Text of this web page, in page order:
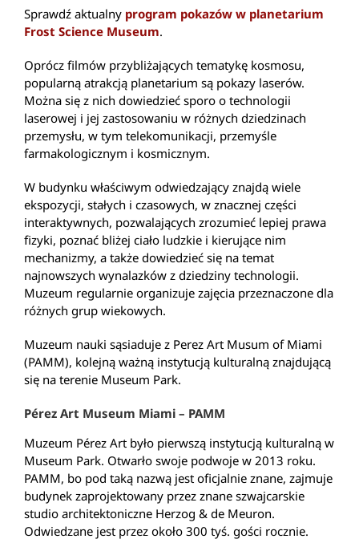
Sprawdź aktualny program pokazów w planetarium
Frost Science Museum.
Oprócz filmów przybliżających tematykę kosmosu,
popularną atrakcją planetarium są pokazy laserów.
Można się z nich dowiedzieć sporo o technologii
laserowej i jej zastosowaniu w różnych dziedzinach
przemysłu, w tym telekomunikacji, przemyśle
farmakologicznym i kosmicznym.
W budynku właściwym odwiedzający znajdą wiele
ekspozycji, stałych i czasowych, w znacznej części
interaktywnych, pozwalających zrozumieć lepiej prawa
fizyki, poznać bliżej ciało ludzkie i kierujące nim
mechanizmy, a także dowiedzieć się na temat
najnowszych wynalazków z dziedziny technologii.
Muzeum regularnie organizuje zajęcia przeznaczone dla
różnych grup wiekowych.
Muzeum nauki sąsiaduje z Perez Art Musum of Miami
(PAMM), kolejną ważną instytucją kulturalną znajdującą
się na terenie Museum Park.
Pérez Art Museum Miami – PAMM
Muzeum Pérez Art było pierwszą instytucją kulturalną w
Museum Park. Otwarło swoje podwoje w 2013 roku.
PAMM, bo pod taką nazwą jest oficjalnie znane, zajmuje
budynek zaprojektowany przez znane szwajcarskie
studio architektoniczne Herzog & de Meuron.
Odwiedzane jest przez około 300 tyś. gości rocznie.